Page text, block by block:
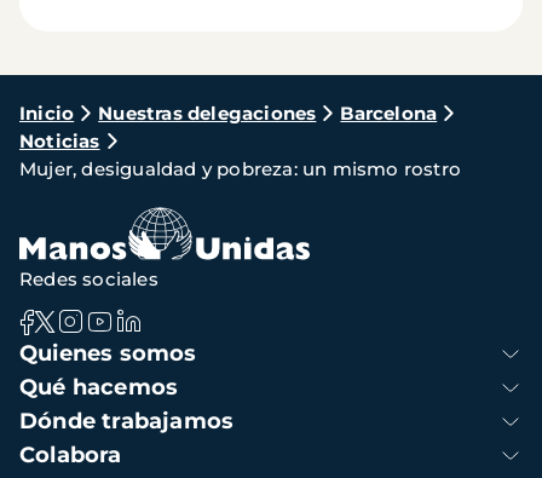
Ruta
de
navegación
Inicio Nuestras delegaciones
Barcelona
Noticias
Mujer, desigualdad y pobreza: un mismo rostro
Navegación
principal
Quienes somos
Qué hacemos
Dónde trabajamos
Colabora
Redes sociales